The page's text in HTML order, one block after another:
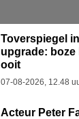
Toverspiegel
upgrade:
ooit
07-08-2026, 12.48
Acteur Peter